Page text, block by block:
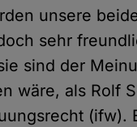
unsere
sehr
sind der
wäre, als Rolf
(ifw).